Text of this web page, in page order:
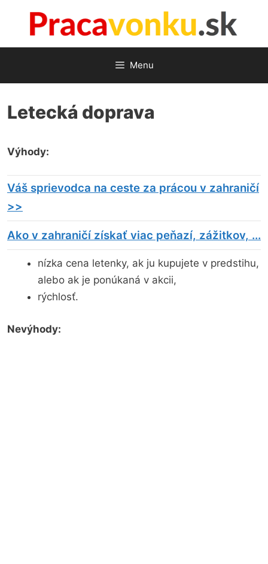
Menu
Letecká doprava
Výhody:
Váš sprievodca na ceste za prácou v zahraničí
>>
Ako v zahraničí získať viac peňazí, zážitkov, ...
nízka cena letenky, ak ju kupujete v predstihu,
alebo ak je ponúkaná v akcii,
rýchlosť.
Nevýhody: